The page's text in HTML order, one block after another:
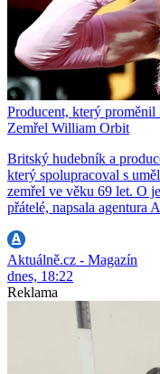
Producent, který
Zemřel William Orbit
Britský hudebník a
který spolupracoval s
zemřel ve věku 69 let. O
přátelé, napsala agentura
Aktuálně.cz - Magazín
dnes, 18:22
Reklama